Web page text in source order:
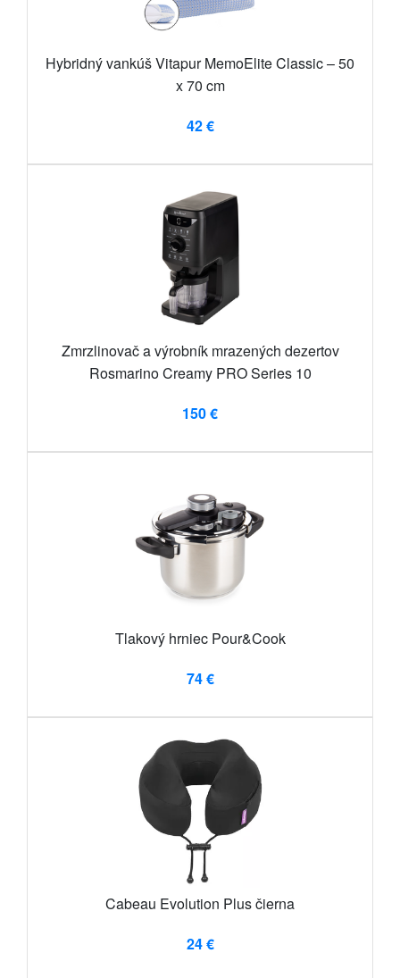
Hybridný vankúš Vitapur MemoElite Classic – 50
x 70 cm
42 €
Zmrzlinovač a výrobník mrazených dezertov
Rosmarino Creamy PRO Series 10
150 €
Tlakový hrniec Pour&Cook
74 €
Cabeau Evolution Plus čierna
24 €